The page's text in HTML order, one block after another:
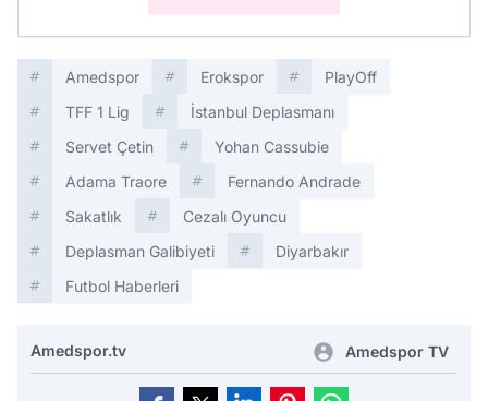
Amedspor Erokspor
PlayOff
TFF 1 Lig
İstanbul Deplasmanı
Servet Çetin
Yohan Cassubie
Adama Traore
Fernando Andrade
Sakatlık
Cezalı Oyuncu
Deplasman Galibiyeti
Diyarbakır
Futbol Haberleri
Amedspor.tv Amedspor TV